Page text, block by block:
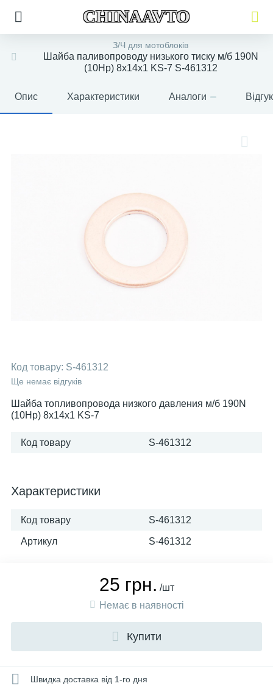
CHINAAVTO
З/Ч для мотоблоків
Шайба паливопроводу низького тиску м/б 190N
(10Hp) 8х14х1 KS-7 S-461312
Опис Характеристики Аналоги
Код товару: S-461312
Ще немає відгуків
Шайба топливопровода низкого давления м/б 190N
(10Hp) 8х14х1 KS-7
Код товару S-461312
Характеристики
Код товару S-461312
Артикул S-461312
25 грн. /шт
Немає в наявності
Купити
Швидка доставка від 1-го дня